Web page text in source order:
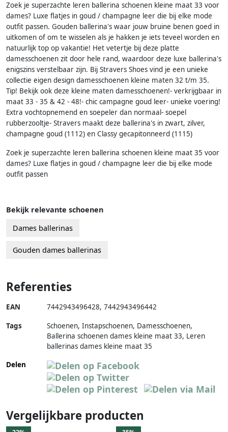
Zoek je superzachte leren ballerina schoenen kleine maat 33 voor
dames? Luxe flatjes in goud / champagne leer die bij elke mode
outfit passen. Gouden ballerina's waar jouw bruine benen goed in
uitkomen of om te wisselen als je hakken je iets teveel worden en
natuurlijk top op vakantie! Het vetertje bij deze platte
damesschoenen zit door hele rand, waardoor deze luxe ballerina's
enigszins verstelbaar zijn. Bij Stravers Shoes vind je een unieke
collectie eigen design damesschoenen kleine maten 32 t/m 35.
Tip! Bekijk ook deze kleine maten damesschoenen!- verkrijgbaar in
maat 33 - 35 & 42 - 48!- chic campagne goud leer- unieke voering!
Extra vochtopnemend en soepeler dan normaal- soepel
rubberzooltje- Stravers maakt deze ballerina's in zwart, zilver,
champagne goud (1112) en Classy gecapitonneerd (1115)
Zoek je superzachte leren ballerina schoenen kleine maat 35 voor
dames? Luxe flatjes in goud / champagne leer die bij elke mode
outfit passen
Bekijk relevante schoenen
Dames ballerinas
Gouden dames ballerinas
Referenties
EAN 7442943496428, 7442943496442
Tags
Schoenen, Instapschoenen, Damesschoenen,
Ballerina schoenen dames kleine maat 33, Leren
ballerinas dames kleine maat 35
Delen
Vergelijkbare producten